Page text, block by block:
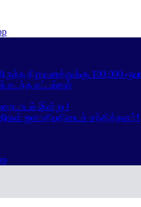
நிறுவனத்துக்கு 100,000
கடந்த கப்பல்கள்
இன்று !
ஜனாதிபதியைச் சந்தித்தனர்!